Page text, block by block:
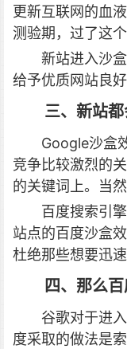
更新互联网的血
测验期，过了这
新站进入沙
给予优质网站良好
三、新站
Google沙盒
竞争比较激烈的
的关键词上。当
百度搜索引
站点的百度沙盒
杜绝那些想要迅
四、那么
谷歌对于进
度采取的做法是